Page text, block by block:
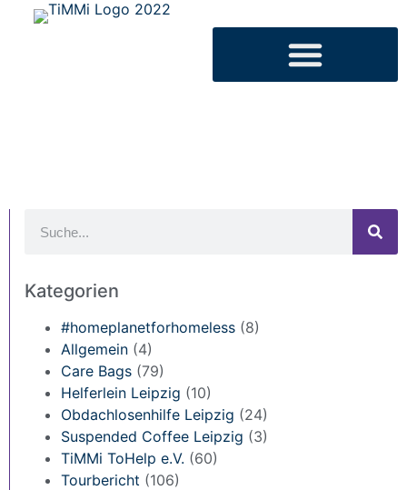
Kategorien
#homeplanetforhomeless (8)
Allgemein (4)
Care Bags (79)
Helferlein Leipzig (10)
Obdachlosenhilfe Leipzig (24)
Suspended Coffee Leipzig (3)
TiMMi ToHelp e.V. (60)
Tourbericht (106)